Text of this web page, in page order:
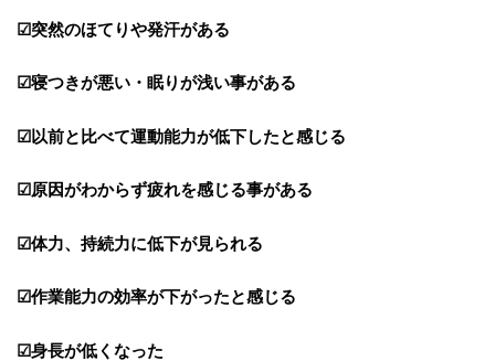
☑突然のほてりや発汗がある
☑寝つきが悪い・眠りが浅い事がある
☑以前と比べて運動能力が低下したと感じる
☑原因がわからず疲れを感じる事がある
☑体力、持続力に低下が見られる
☑作業能力の効率が下がったと感じる
☑身長が低くなった